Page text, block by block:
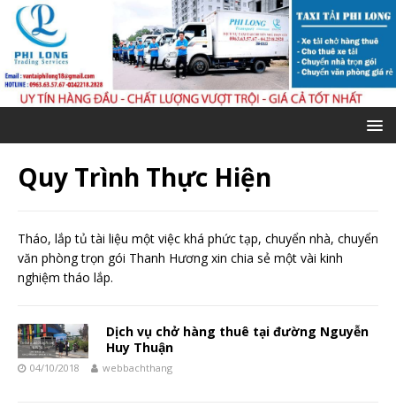
Quy Trình Thực Hiện
Tháo, lắp tủ tài liệu một việc khá phức tạp, chuyển nhà, chuyển
văn phòng trọn gói Thanh Hương xin chia sẻ một vài kinh
nghiệm tháo lắp.
Dịch vụ chở hàng thuê tại đường Nguyễn
Huy Thuận
04/10/2018 webbachthang